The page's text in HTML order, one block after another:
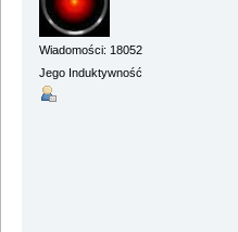
Wiadomości: 18052
Jego Induktywność